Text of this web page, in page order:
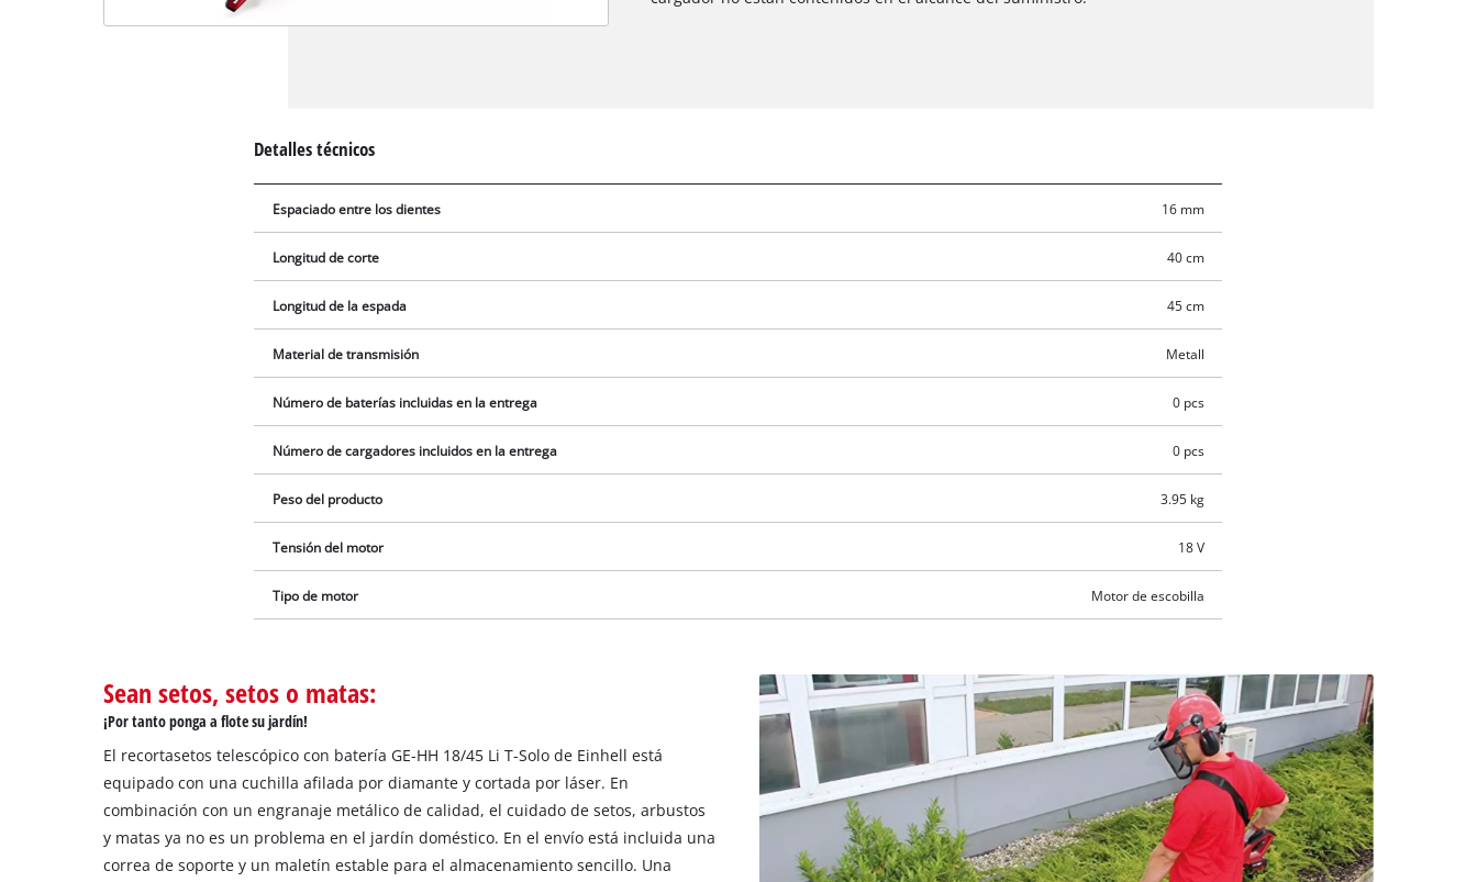
Detalles técnicos
Espaciado entre los dientes 16 mm
Longitud de corte 40 cm
Longitud de la espada 45 cm
Material de transmisión Metall
Número de baterías incluidas en la entrega 0 pcs
Número de cargadores incluidos en la entrega 0 pcs
Peso del producto 3.95 kg
Tensión del motor 18 V
Tipo de motor Motor de escobilla
Sean setos, setos o matas:
¡Por tanto ponga a flote su jardín!
El recortasetos telescópico con batería GE-HH 18/45 Li T-Solo de Einhell está
equipado con una cuchilla afilada por diamante y cortada por láser. En
combinación con un engranaje metálico de calidad, el cuidado de setos, arbustos
y matas ya no es un problema en el jardín doméstico. En el envío está incluida una
correa de soporte y un maletín estable para el almacenamiento sencillo. Una